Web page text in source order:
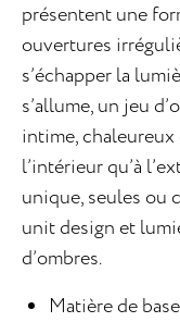
présentent une
ouvertures
s’échapper la
s’allume, un jeu
intime,
l’intérieur qu’à
unique, seules ou
unit design et
d’ombres.
Matière de